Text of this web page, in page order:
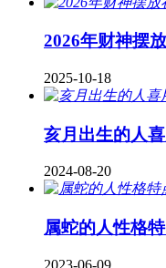
2026年财神摆
2025-10-18
亥月出生的人
2024-08-20
属蛇的人性格
2023-06-09